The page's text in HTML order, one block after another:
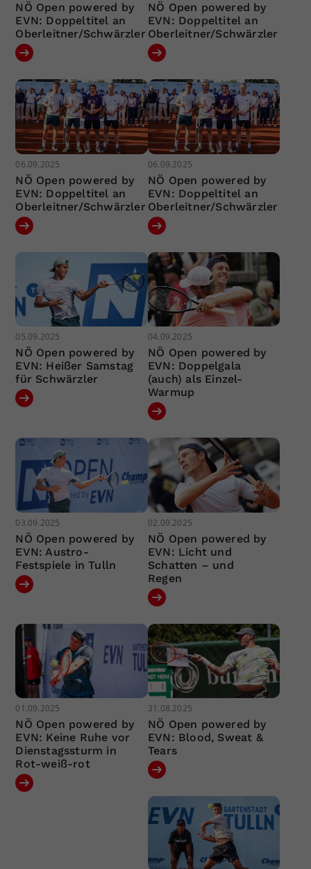
NÖ Open powered by
EVN: Doppeltitel an
Oberleitner/Schwärzler
NÖ Open powered by
EVN: Doppeltitel an
Oberleitner/Schwärzler
06.09.2025
NÖ Open powered by
EVN: Doppeltitel an
Oberleitner/Schwärzler
06.09.2025
NÖ Open powered by
EVN: Doppeltitel an
Oberleitner/Schwärzler
05.09.2025
NÖ Open powered by
EVN: Heißer Samstag
für Schwärzler
04.09.2025
NÖ Open powered by
EVN: Doppelgala
(auch) als Einzel-
Warmup
03.09.2025
NÖ Open powered by
EVN: Austro-
Festspiele in Tulln
02.09.2025
NÖ Open powered by
EVN: Licht und
Schatten – und
Regen
01.09.2025
NÖ Open powered by
EVN: Keine Ruhe vor
Dienstagssturm in
Rot-weiß-rot
31.08.2025
NÖ Open powered by
EVN: Blood, Sweat &
Tears